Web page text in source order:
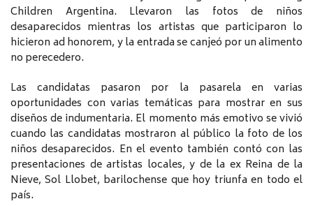
Children Argentina. Llevaron las fotos de niños
desaparecidos mientras los artistas que participaron lo
hicieron ad honorem, y la entrada se canjeó por un alimento
no perecedero.
Las candidatas pasaron por la pasarela en varias
oportunidades con varias temáticas para mostrar en sus
diseños de indumentaria. El momento más emotivo se vivió
cuando las candidatas mostraron al público la foto de los
niños desaparecidos. En el evento también contó con las
presentaciones de artistas locales, y de la ex Reina de la
Nieve, Sol Llobet, barilochense que hoy triunfa en todo el
país.